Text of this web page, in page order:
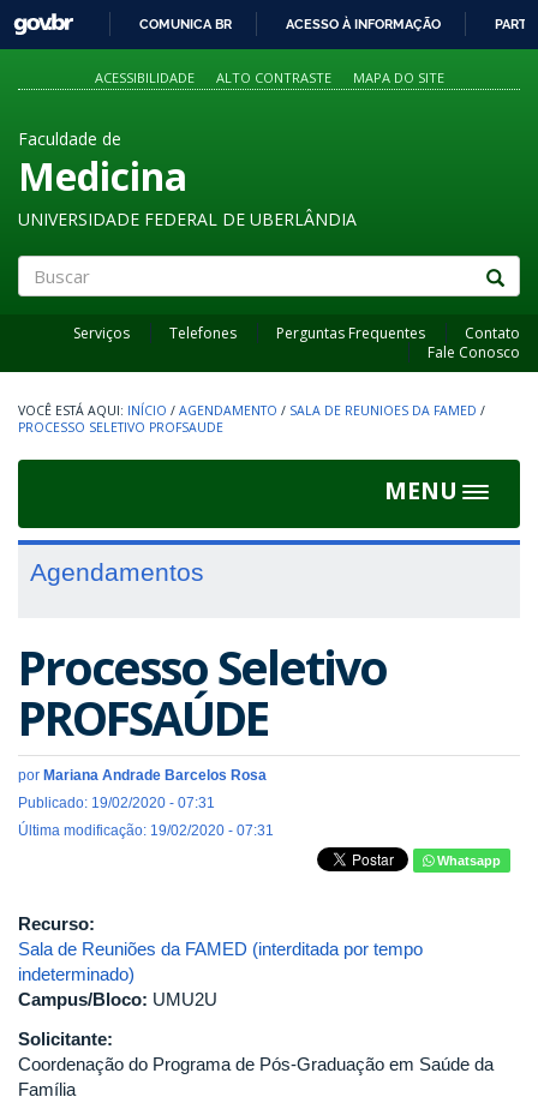
PARA
O
GOVBR
COMUNICA BR ACESSO À INFORMAÇÃO
ACESSIBILIDADE ALTO CONTRASTE MAPA DO SITE
Faculdade de
Medicina
UNIVERSIDADE FEDERAL DE UBERLÂNDIA
Serviços Telefones Perguntas Frequentes
Contato
Fale Conosco
INÍCIO / AGENDAMENTO / SALA DE REUNIOES DA FAMED /
PROCESSO SELETIVO PROFSAUDE
MENU
Toggle
Agendamentos
Processo Seletivo
PROFSAÚDE
por Mariana Andrade Barcelos Rosa
Publicado: 19/02/2020 - 07:31
Última modificação: 19/02/2020 - 07:31
Whatsapp
Recurso:
Sala de Reuniões da FAMED (interditada por tempo
indeterminado)
Campus/Bloco: UMU2U
Solicitante:
Coordenação do Programa de Pós-Graduação em Saúde da
Família